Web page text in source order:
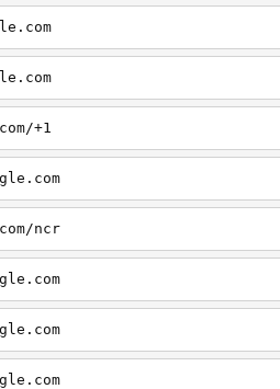
+1
ncr